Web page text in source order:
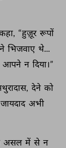
“हुज़ूर रूपों
भिजवाए थे...
आपने न दिया।”
देने को
जायदाद अभी
असल में से न